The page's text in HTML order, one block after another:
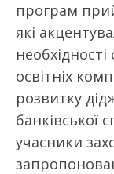
програм
які
освітніх
розвитку
банківської
учасники